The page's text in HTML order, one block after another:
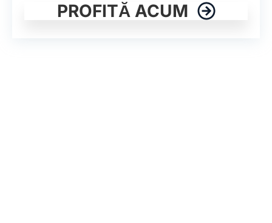
PROFITĂ ACUM